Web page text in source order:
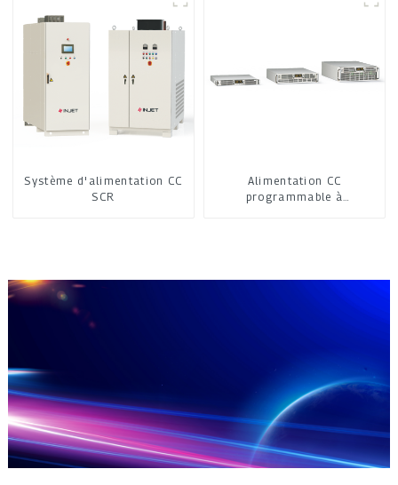
Système d'alimentation CC
SCR
Alimentation CC
programmable à